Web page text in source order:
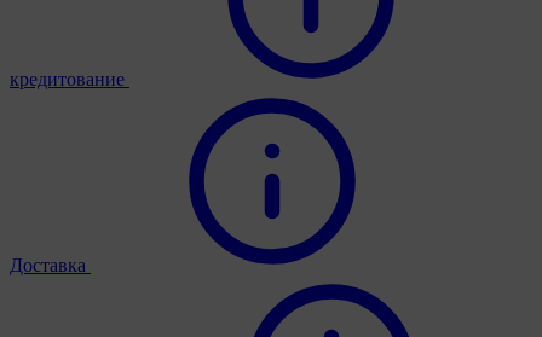
кредитование
Доставка